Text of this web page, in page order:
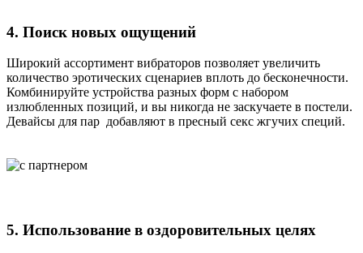
4. Поиск новых ощущений
Широкий ассортимент вибраторов позволяет увеличить
количество эротических сценариев вплоть до бесконечности.
Комбинируйте устройства разных форм с набором
излюбленных позиций, и вы никогда не заскучаете в постели.
Девайсы для пар добавляют в пресный секс жгучих специй.
5. Использование в оздоровительных целях